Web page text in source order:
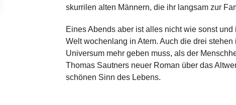
skurrilen alten Männern, die ihr langsam zur
Eines Abends aber ist alles nicht wie sonst
Welt wochenlang in Atem. Auch die drei
Universum mehr geben muss, als der
Thomas Sautners neuer Roman über das
schönen Sinn des Lebens.